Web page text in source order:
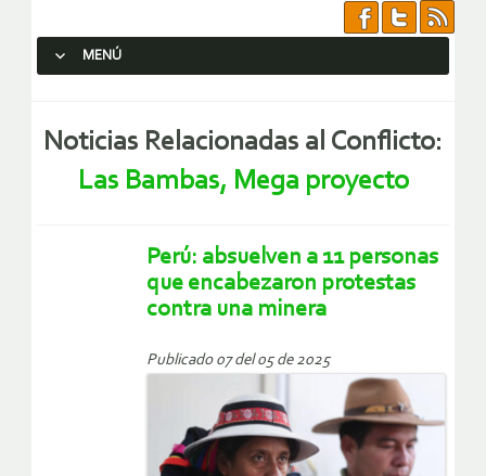
MENÚ
Noticias Relacionadas al Conflicto:
Las Bambas, Mega proyecto
Perú: absuelven a 11 personas
que encabezaron protestas
contra una minera
Publicado 07 del 05 de 2025